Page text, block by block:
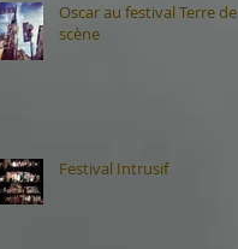
Oscar au festival Terre de
scène
Festival Intrusif